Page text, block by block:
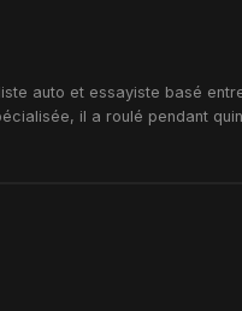
auto et essayiste basé
il a roulé pendant